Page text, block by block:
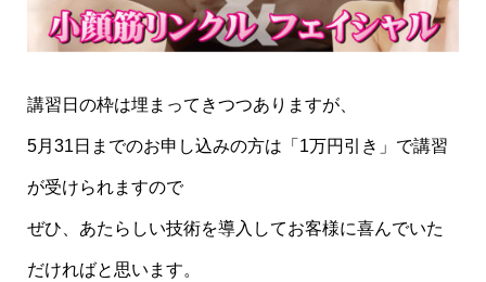
講習日の枠は埋まってきつつありますが、
5月31日までのお申し込みの方は「1万円引き」で講習
が受けられますので
ぜひ、あたらしい技術を導入してお客様に喜んでいた
だければと思います。